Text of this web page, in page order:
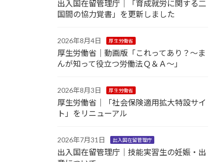
出入国在留管理庁｜「育成就労に関する二
国間の協力覚書」を更新しました
2026年8月4日 厚生労働省
厚生労働省｜動画版「これってあり？～ま
んが知って役立つ労働法Ｑ＆Ａ～」
2026年8月3日 厚生労働省
厚生労働省｜「社会保険適用拡大特設サイ
ト」をリニューアル
2026年7月31日 出入国在留管理庁
出入国在留管理庁｜技能実習生の妊娠・出